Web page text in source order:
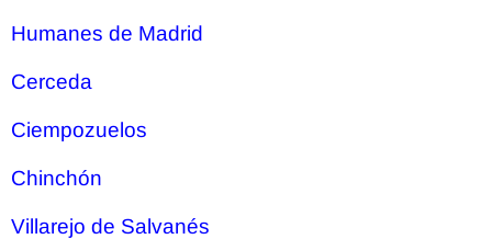
Humanes de Madrid
Cerceda
Ciempozuelos
Chinchón
Villarejo de Salvanés